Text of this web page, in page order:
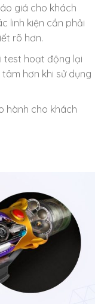
giá cho khách
linh kiện cần phải
rõ hơn.
test hoạt động lại
hơn khi sử dụng
hành cho khách